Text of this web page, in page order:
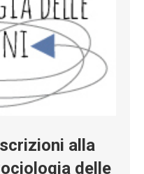
alla
delle